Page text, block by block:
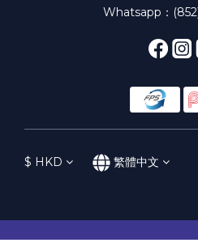
Whatsapp：
$ HKD 繁體中文